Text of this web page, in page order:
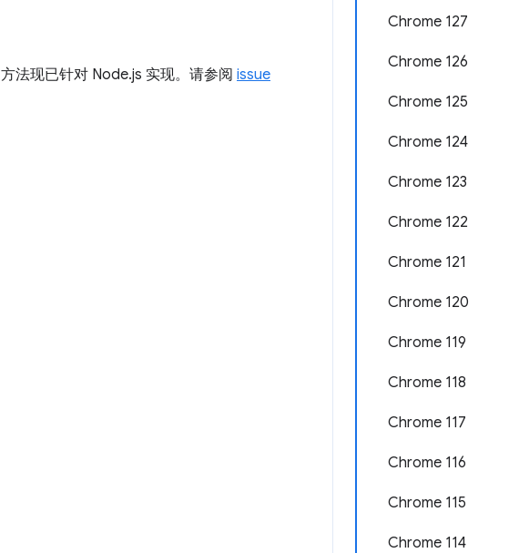
Chrome 127
Chrome 126
Chrome 125
Chrome 124
Chrome 123
Chrome 122
Chrome 121
Chrome 120
Chrome 119
Chrome 118
Chrome 117
Chrome 116
Chrome 115
Chrome 114
方法现已针对 Node.js 实现。请参阅 issue